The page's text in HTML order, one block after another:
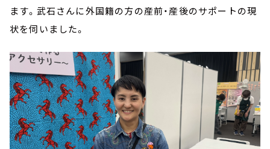
ます。武石さんに外国籍の方の産前・産後のサポートの現
状を伺いました。